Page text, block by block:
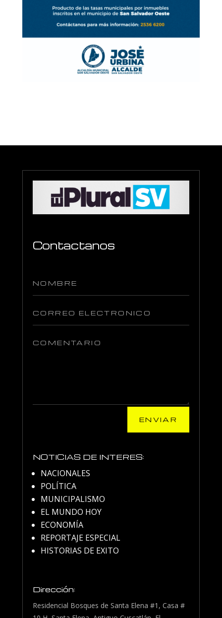
Contactanos
ENVIAR
NOTICIAS DE INTERES:
NACIONALES
POLÍTICA
MUNICIPALISMO
EL MUNDO HOY
ECONOMÍA
REPORTAJE ESPECIAL
HISTORIAS DE EXITO
Dirección:
Residencial Bosques de Santa Elena #1, Casa #